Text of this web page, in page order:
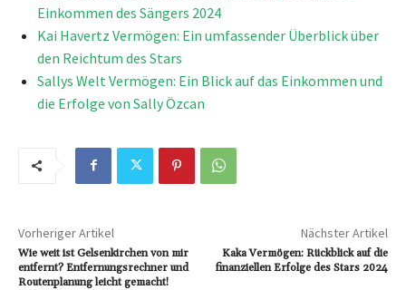
Einkommen des Sängers 2024
Kai Havertz Vermögen: Ein umfassender Überblick über
den Reichtum des Stars
Sallys Welt Vermögen: Ein Blick auf das Einkommen und
die Erfolge von Sally Özcan
Vorheriger Artikel
Wie weit ist Gelsenkirchen von mir
entfernt? Entfernungsrechner und
Routenplanung leicht gemacht!
Nächster Artikel
Kaka Vermögen: Rückblick auf die
finanziellen Erfolge des Stars 2024